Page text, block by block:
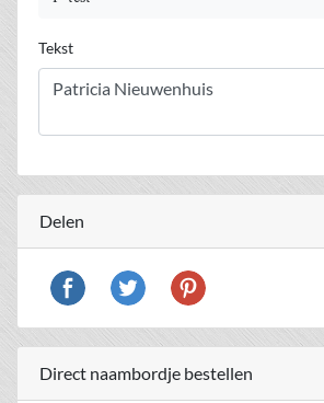
Tekst
Delen
Direct naambordje bestellen